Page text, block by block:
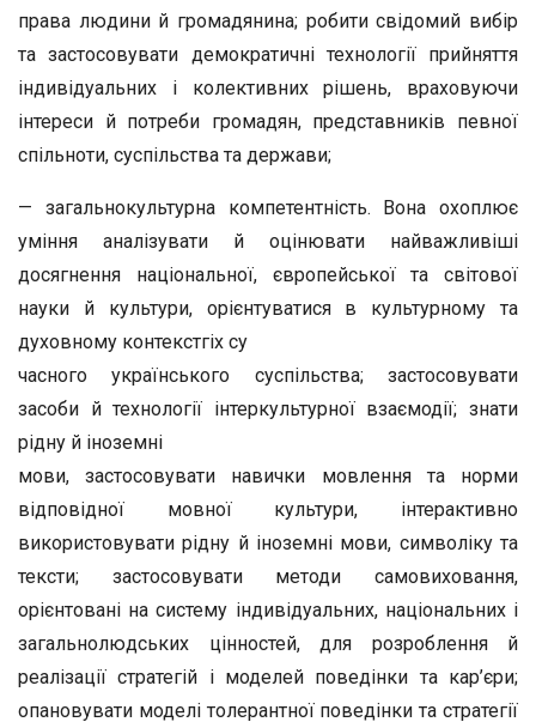
права людини й громадянина; робити свідомий ви­бір
та застосовувати демократичні технології прийняття
індивідуальних і колективних рішень, враховуючи
інтере­си й потреби громадян, представників певної
спільноти, суспільства та держави;
— загальнокультурна компетентність. Вона охоплює
уміння аналізувати й оцінювати найважливіші
досягнення національної, європейської та світової
науки й культури, орієнтуватися в культурному та
духовному контекстгіх су­
часного українського суспільства; застосовувати
засоби й технології інтеркультурної взаємодії; знати
рідну й іноземні
мови, застосовувати навички мовлення та норми
відповід­ної мовної культури, інтерактивно
використовувати рідну й іноземні мови, символіку та
тексти; застосовувати методи самовиховання,
орієнтовані на систему індивідуальних, національних і
загальнолюдських цінностей, для розроб­лення й
реалізації стратегій і моделей поведінки та кар’є­ри;
опановувати моделі толерантної поведінки та стратегії